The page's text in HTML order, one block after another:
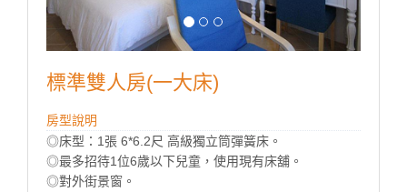
標準雙人房(一大床)
房型說明
◎床型：1張 6*6.2尺 高級獨立筒彈簧床。
◎最多招待1位6歲以下兒童，使用現有床舖。
◎對外街景窗。